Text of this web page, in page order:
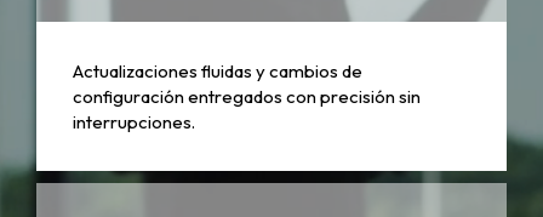
Actualizaciones fluidas y cambios de
configuración entregados con precisión sin
interrupciones.